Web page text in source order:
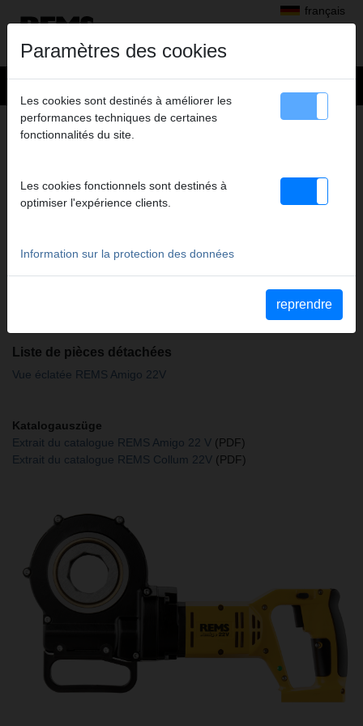
français
Produits >Fileter, rainurer>REMS Amigo 22 V > REMS Amigo 22V
MACHINE D'ENTRAINEMENT
Code art. 530004 R22
d'entrainement nue.
Liste de pièces détachées
Vue éclatée REMS Amigo 22V
Katalogauszüge
Extrait du catalogue REMS Amigo 22 V (PDF)
Extrait du catalogue REMS Collum 22V (PDF)
Paramètres des cookies
Les cookies sont destinés à améliorer les
performances techniques de certaines
fonctionnalités du site.
Les cookies fonctionnels sont destinés à
optimiser l'expérience clients.
Information sur la protection des données
reprendre